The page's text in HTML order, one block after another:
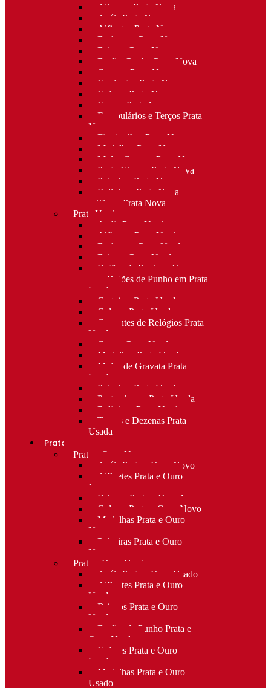
Alianças Prata Nova
Anéis Prata Nova
Alfinetes Prata Nova
Berloques Prata Nova
Brincos Prata Nova
Botões Punho Prata Nova
Canetas Prata Nova
Conjuntos Prata Nova
Colares Prata Nova
Cruzes Prata Nova
Escapulários e Terços Prata
Nova
Fios/malhas Prata Nova
Medalhas Prata Nova
Molas Gravata Prata Nova
Porta-Chaves Prata Nova
Pulseiras Prata Nova
Religioso Prata Nova
Tiaras Prata Nova
Prata Usada
Anéis Prata Usada
Alfinetes Prata Usada
Berloques Prata Usada
Brincos Prata Usada
Botões de Punho e Capas
para Botões de Punho em Prata
Usada
Carteiras Prata Usada
Colares Prata Usada
Correntes de Relógios Prata
Usada
Cruzes Prata Usada
Medalhas Prata Usada
Molas de Gravata Prata
Usada
Pulseiras Prata Usada
Porta-chaves Prata Usada
Religioso Prata Usada
Terços e Dezenas Prata
Usada
Prata e ouro
Prata e Ouro Novo
Anéis Prata e Ouro Novo
Alfinetes Prata e Ouro
Novo
Brincos Prata e Ouro Novo
Colares Prata e Ouro Novo
Medalhas Prata e Ouro
Novo
Pulseiras Prata e Ouro
Novo
Prata e Ouro Usado
Anéis Prata e Ouro Usado
Alfinetes Prata e Ouro
Usado
Brincos Prata e Ouro
Usado
Botões de Punho Prata e
Ouro Usado
Colares Prata e Ouro
Usado
Medalhas Prata e Ouro
Usado